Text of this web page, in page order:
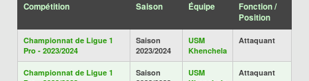
Compétition Saison Équipe
Fonction /
Position
Championnat de Ligue 1
Pro - 2023/2024
Saison
2023/2024
USM
Khenchela
Attaquant
Championnat de Ligue 1
Saison
USM
Attaquant